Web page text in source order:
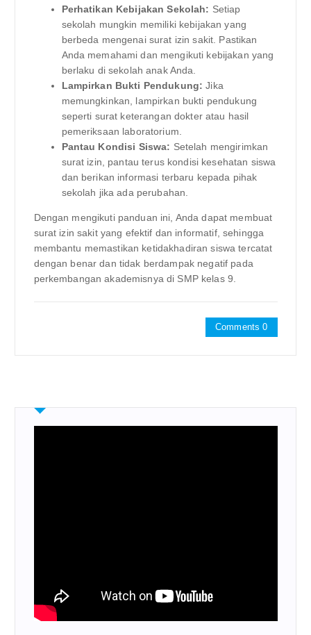
Perhatikan Kebijakan Sekolah: Setiap
sekolah mungkin memiliki kebijakan yang
berbeda mengenai surat izin sakit. Pastikan
Anda memahami dan mengikuti kebijakan yang
berlaku di sekolah anak Anda.
Lampirkan Bukti Pendukung: Jika
memungkinkan, lampirkan bukti pendukung
seperti surat keterangan dokter atau hasil
pemeriksaan laboratorium.
Pantau Kondisi Siswa: Setelah mengirimkan
surat izin, pantau terus kondisi kesehatan siswa
dan berikan informasi terbaru kepada pihak
sekolah jika ada perubahan.
Dengan mengikuti panduan ini, Anda dapat membuat
surat izin sakit yang efektif dan informatif, sehingga
membantu memastikan ketidakhadiran siswa tercatat
dengan benar dan tidak berdampak negatif pada
perkembangan akademisnya di SMP kelas 9.
Comments 0